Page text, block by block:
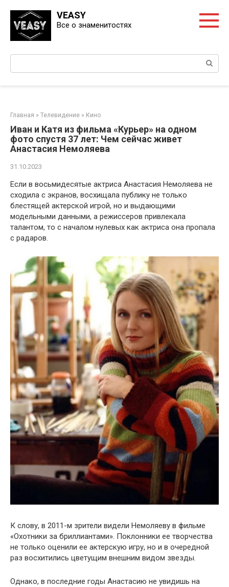
контенту
VEASY
Все о знаменитостях
Главная » Телевидение » Кино
Иван и Катя из фильма «Курьер» на одном
фото спустя 37 лет: Чем сейчас живет
Анастасия Немоляева
31.10.2023
Если в восьмидесятые актриса Анастасия Немоляева не
сходила с экранов, восхищала публику не только
блестящей актерской игрой, но и выдающими
модельными данными, а режиссеров привлекала
талантом, то с началом нулевых как актриса она пропала
с радаров.
К слову, в 2011-м зрители видели Немоляеву в фильме
«Охотники за бриллиантами». Поклонники ее творчества
не только оценили ее актерскую игру, но и в очередной
раз восхитились цветущим внешним видом звезды.
Однако, в последние годы Анастасию не увидишь на